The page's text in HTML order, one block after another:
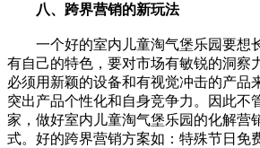
八、跨界营销的新玩法
一个好的室内儿童淘气堡乐园要想
有自己的特色，要对市场有敏锐的洞察
必须用新颖的设备和有视觉冲击的产品
突出产品个性化和自身竞争力。因此不
家，做好室内儿童淘气堡乐园的化解营
式。好的跨界营销方案如：特殊节日免